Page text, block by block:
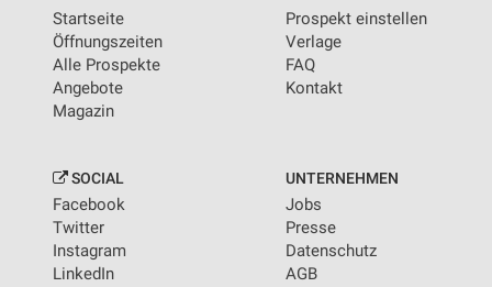
Startseite
Öffnungszeiten
Alle Prospekte
Angebote
Magazin
Prospekt einstellen
Verlage
FAQ
Kontakt
SOCIAL
Facebook
Twitter
Instagram
LinkedIn
UNTERNEHMEN
Jobs
Presse
Datenschutz
AGB